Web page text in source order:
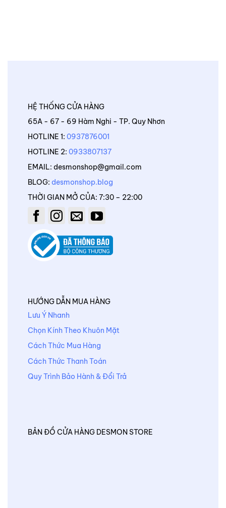
HỆ THỐNG CỬA HÀNG
65A - 67 - 69 Hàm Nghi - TP. Quy Nhơn
HOTLINE 1: 0937876001
HOTLINE 2: 0933807137
EMAIL: desmonshop@gmail.com
BLOG: desmonshop.blog
THỜI GIAN MỞ CỦA: 7:30 – 22:00
HƯỚNG DẪN MUA HÀNG
Lưu Ý Nhanh
Chọn Kính Theo Khuôn Mặt
Cách Thức Mua Hàng
Cách Thức Thanh Toán
Quy Trình Bảo Hành & Đổi Trả
BẢN ĐỒ CỬA HÀNG DESMON STORE